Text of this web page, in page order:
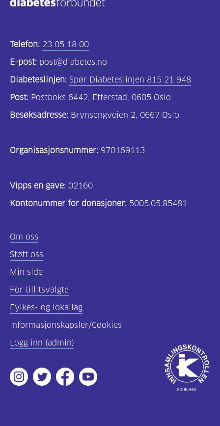
og
Tilbud
(591)
(316)
helsepersonell
(169)
innhold
(68)
Diabetes
type
1
(56)
Diabetes
2
Telefon: 23 05 18 00
E-post: post@diabetes.no
Diabeteslinjen: Spør Diabeteslinjen 815 21 948
Post: Postboks 6442, Etterstad, 0605 Oslo
Besøksadresse: Brynsengveien 2, 0667 Oslo
Organisasjonsnummer: 970169113
Vipps en gave: 02160
Kontonummer for donasjoner: 5005.05.85481
Om oss
Støtt oss
Min side
For tillitsvalgte
Fylkes- og lokallag
Informasjonskapsler/Cookies
Logg inn (admin)
Instagram
TwitterFacebookYoutube
Godkjent
av